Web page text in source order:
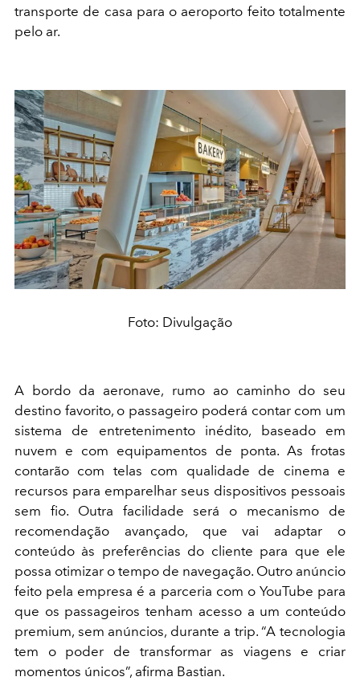
transporte de casa para o aeroporto feito totalmente
pelo ar.
Foto: Divulgação
A bordo da aeronave, rumo ao caminho do seu
destino favorito, o passageiro poderá contar com um
sistema de entretenimento inédito, baseado em
nuvem e com equipamentos de ponta. As frotas
contarão com telas com qualidade de cinema e
recursos para emparelhar seus dispositivos pessoais
sem fio. Outra facilidade será o mecanismo de
recomendação avançado, que vai adaptar o
conteúdo às preferências do cliente para que ele
possa otimizar o tempo de navegação. Outro anúncio
feito pela empresa é a parceria com o YouTube para
que os passageiros tenham acesso a um conteúdo
premium, sem anúncios, durante a trip. “A tecnologia
tem o poder de transformar as viagens e criar
momentos únicos”, afirma Bastian.